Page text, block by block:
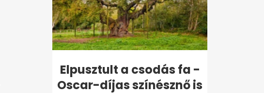
Elpusztult a csodás fa -
Oscar-díjas színésznő is